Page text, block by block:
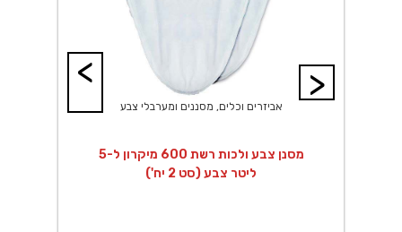
>
אביזרים וכלים, מסננים ומערבלי צבע
מסנן צבע ולכות רשת 600 מיקרון ל-5
ליטר צבע (סט 2 יח')
<